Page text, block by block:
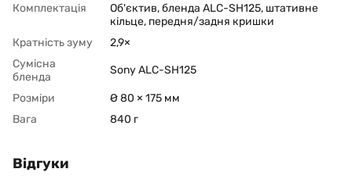
Комплектація
Об'єктив, бленда ALC-SH125, штативне
кільце, передня/задня кришки
Кратність зуму
2,9×
Сумісна
бленда
Sony ALC-SH125
Розміри
Ø 80 × 175 мм
Вага
840 г
Відгуки